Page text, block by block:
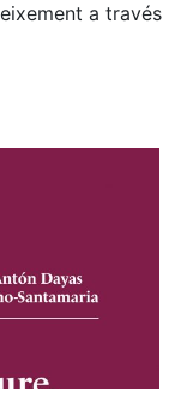
a través